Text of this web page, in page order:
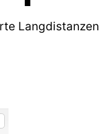
Langdistanzen